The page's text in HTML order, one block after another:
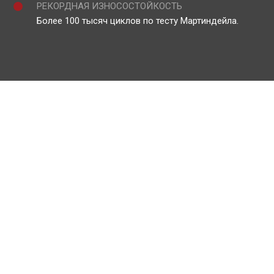
РЕКОРДНАЯ ИЗНОСОСТОЙКОСТЬ
Более 100 тысяч циклов по тесту Мартиндейла.